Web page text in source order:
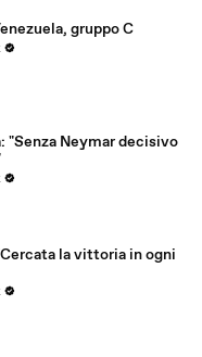
gruppo C
"Senza Neymar decisivo
la vittoria in ogni